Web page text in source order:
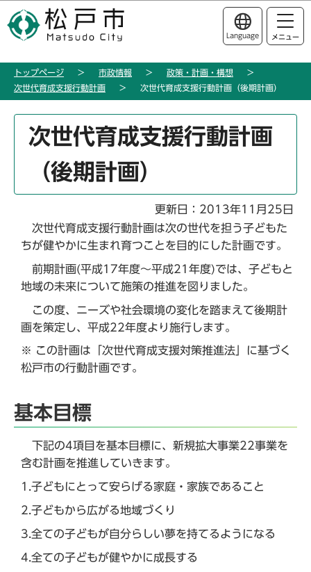
の
ー
このページの本文へ移動
Language メニュー
トップページ 市政情報
政策・計画・構想
次世代育成支援行動計画
次世代育成支援行動計画（後期計画）
か
次世代育成支援行動計画
（後期計画）
更新日：2013年11月25日
次世代育成支援行動計画は次の世代を担う子どもた
ちが健やかに生まれ育つことを目的にした計画です。
前期計画(平成17年度～平成21年度)では、子どもと
地域の未来について施策の推進を図りました。
この度、ニーズや社会環境の変化を踏まえて後期計
画を策定し、平成22年度より施行します。
※ この計画は「次世代育成支援対策推進法」に基づく
松戸市の行動計画です。
基本目標
下記の4項目を基本目標に、新規拡大事業22事業を
含む計画を推進していきます。
1.子どもにとって安らげる家庭・家族であること
2.子どもから広がる地域づくり
3.全ての子どもが自分らしい夢を持てるようになる
4.全ての子どもが健やかに成長する